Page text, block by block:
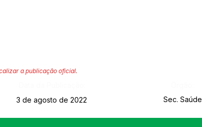
a publicação oficial.
3 de agosto de 2022 Sec. Saúde